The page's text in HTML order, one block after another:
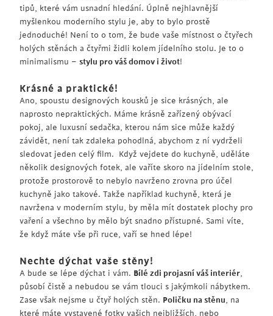
tipů, které vám usnadní hledání. Úplně nejhlavnější
myšlenkou moderního stylu je, aby to bylo prostě
jednoduché! Není to o tom, že bude vaše místnost o čtyřech
holých stěnách a čtyřmi židli kolem jídelního stolu. Je to o
minimalismu – stylu pro váš domov i život!
Krásné a praktické!
Ano, spoustu designových kousků je sice krásných, ale
naprosto nepraktických. Máme krásně zařízený obývací
pokoj, ale luxusní sedačka, kterou nám sice může každý
závidět, není tak zdaleka pohodlná, abychom z ní vydrželi
sledovat jeden celý film. Když vejdete do kuchyně, uděláte
několik designových fotek, ale vaříte skoro na jídelním stole,
protože prostorově to nebylo navrženo zrovna pro účel
kuchyně jako takové. Takže například kuchyně, která je
navržena v moderním stylu, by měla mít dostatek plochy pro
vaření a všechno by mělo být snadno přístupné. Sami víte,
že když máte vše při ruce, vaří se hned lépe!
Nechte dýchat vaše stěny!
A bude se lépe dýchat i vám. Bílé zdi projasní váš interiér,
působí čistě a nebudou se vám tlouci s jakýmkoli nábytkem.
Zase však nejsme u čtyř holých stěn. Poličku na stěnu, na
které máte vystavené fotky vašich nejbližších, nebo